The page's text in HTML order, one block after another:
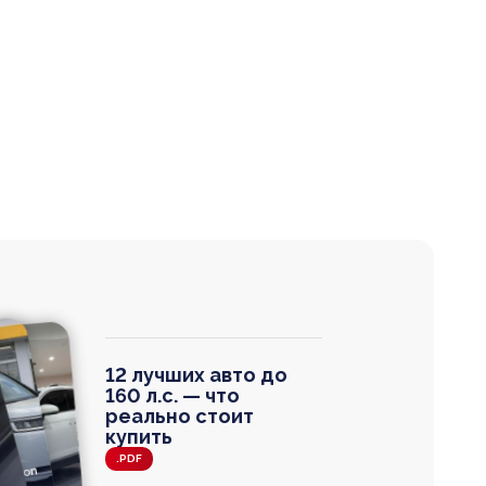
12 лучших авто до
160 л.с. — что
реально стоит
купить
.PDF